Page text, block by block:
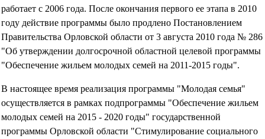
работает с 2006 года. После окончания первого ее этапа в 2010
году действие программы было продлено Постановлением
Правительства Орловской области от 3 августа 2010 года № 286
"Об утверждении долгосрочной областной целевой программы
"Обеспечение жильем молодых семей на 2011-2015 годы".
В настоящее время реализация программы "Молодая семья"
осуществляется в рамках подпрограммы "Обеспечение жильем
молодых семей на 2015 - 2020 годы" государственной
программы Орловской области "Стимулирование социального